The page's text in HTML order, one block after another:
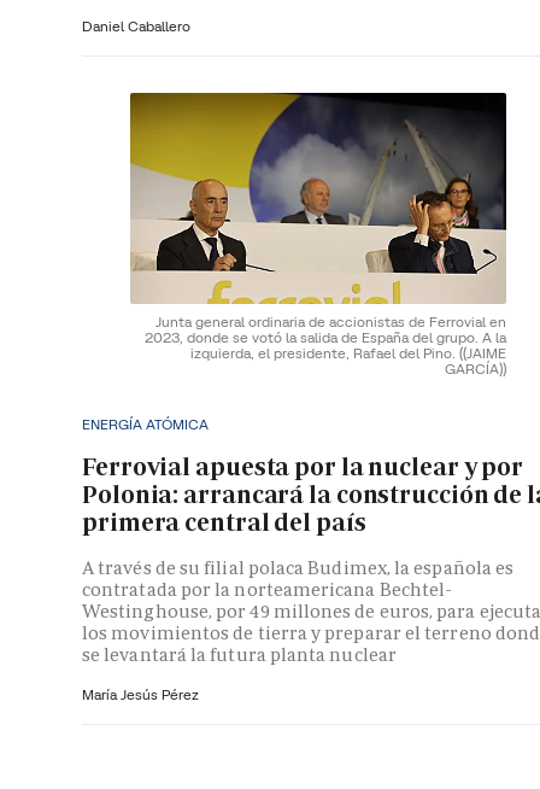
Daniel Caballero
Junta general ordinaria de accionistas de Ferrovial en
2023, donde se votó la salida de España del grupo. A la
izquierda, el presidente, Rafael del Pino. ((JAIME
GARCÍA))
ENERGÍA ATÓMICA
Ferrovial apuesta por la nuclear y por
Polonia: arrancará la construcción de
primera central del país
A través de su filial polaca Budimex, la española es
contratada por la norteamericana Bechtel-
Westinghouse, por 49 millones de euros, para
los movimientos de tierra y preparar el terreno
se levantará la futura planta nuclear
María Jesús Pérez